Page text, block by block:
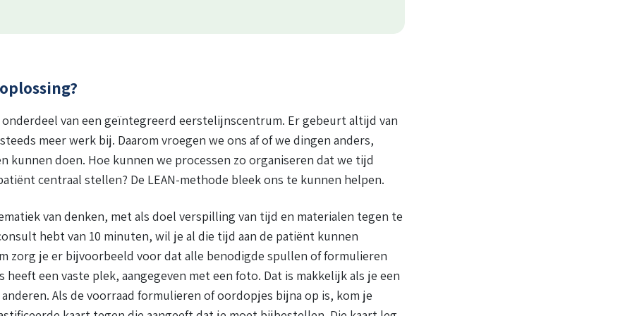
onderdeel van een geïntegreerd eerstelijnscentrum. Er gebeurt altijd van
meer werk bij. Daarom vroegen we ons af of we dingen anders,
kunnen doen. Hoe kunnen we processen zo organiseren dat we tijd
centraal stellen? De LEAN-methode bleek ons te kunnen helpen.
van denken, met als doel verspilling van tijd en materialen tegen te
hebt van 10 minuten, wil je al die tijd aan de patiënt kunnen
zorg je er bijvoorbeeld voor dat alle benodigde spullen of formulieren
heeft een vaste plek, aangegeven met een foto. Dat is makkelijk als je een
Als de voorraad formulieren of oordopjes bijna op is, kom je